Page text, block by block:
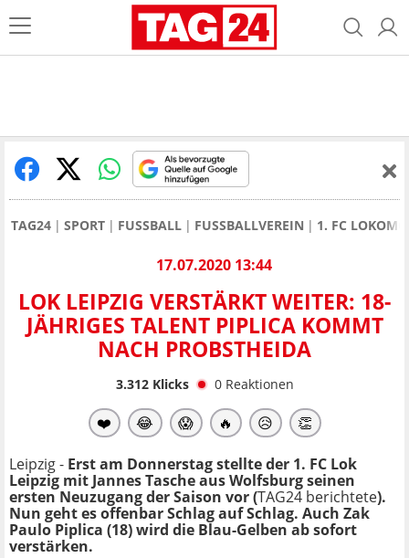
TAG24 SPORT FUSSBALL FUSSBALLVEREIN 1. FC
17.07.2020 13:44
LOK LEIPZIG VERSTÄRKT WEITER: 18-
JÄHRIGES TALENT PIPLICA KOMMT
NACH PROBSTHEIDA
3.312Klicks 0 Reaktionen
❤️ 😂 😱 🔥 😥 👏
Leipzig - Erst am Donnerstag stellte der 1. FC Lok
Leipzig mit Jannes Tasche aus Wolfsburg seinen
ersten Neuzugang der Saison vor (TAG24 berichtete).
Nun geht es offenbar Schlag auf Schlag. Auch Zak
Paulo Piplica (18) wird die Blau-Gelben ab sofort
verstärken.